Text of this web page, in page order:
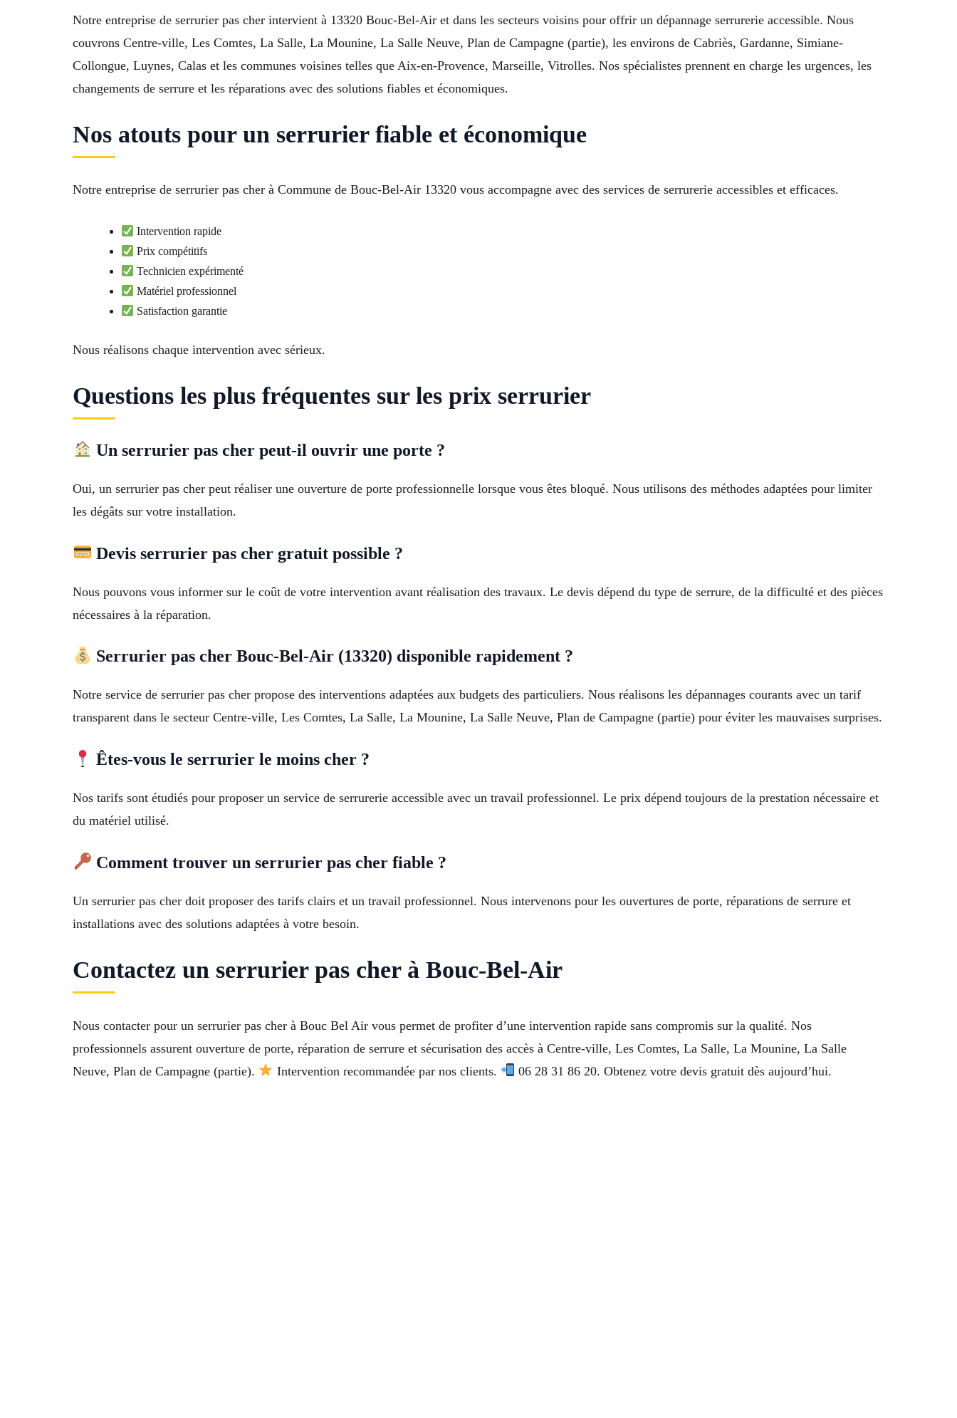
Notre entreprise de serrurier pas cher intervient à 13320 Bouc-Bel-Air et dans les secteurs voisins pour offrir un dépannage serrurerie accessible. Nous
couvrons Centre-ville, Les Comtes, La Salle, La Mounine, La Salle Neuve, Plan de Campagne (partie), les environs de Cabriès, Gardanne, Simiane-
Collongue, Luynes, Calas et les communes voisines telles que Aix-en-Provence, Marseille, Vitrolles. Nos spécialistes prennent en charge les urgences, les
changements de serrure et les réparations avec des solutions fiables et économiques.
Nos atouts pour un serrurier fiable et économique
Notre entreprise de serrurier pas cher à Commune de Bouc-Bel-Air 13320 vous accompagne avec des services de serrurerie accessibles et efficaces.
Intervention rapide
Prix compétitifs
Technicien expérimenté
Matériel professionnel
Satisfaction garantie
Nous réalisons chaque intervention avec sérieux.
Questions les plus fréquentes sur les prix serrurier
Un serrurier pas cher peut-il ouvrir une porte ?
Oui, un serrurier pas cher peut réaliser une ouverture de porte professionnelle lorsque vous êtes bloqué. Nous utilisons des méthodes adaptées pour limiter
les dégâts sur votre installation.
Devis serrurier pas cher gratuit possible ?
Nous pouvons vous informer sur le coût de votre intervention avant réalisation des travaux. Le devis dépend du type de serrure, de la difficulté et des pièces
nécessaires à la réparation.
Serrurier pas cher Bouc-Bel-Air (13320) disponible rapidement ?
Notre service de serrurier pas cher propose des interventions adaptées aux budgets des particuliers. Nous réalisons les dépannages courants avec un tarif
transparent dans le secteur Centre-ville, Les Comtes, La Salle, La Mounine, La Salle Neuve, Plan de Campagne (partie) pour éviter les mauvaises surprises.
Êtes-vous le serrurier le moins cher ?
Nos tarifs sont étudiés pour proposer un service de serrurerie accessible avec un travail professionnel. Le prix dépend toujours de la prestation nécessaire et
du matériel utilisé.
Comment trouver un serrurier pas cher fiable ?
Un serrurier pas cher doit proposer des tarifs clairs et un travail professionnel. Nous intervenons pour les ouvertures de porte, réparations de serrure et
installations avec des solutions adaptées à votre besoin.
Contactez un serrurier pas cher à Bouc-Bel-Air
Nous contacter pour un serrurier pas cher à Bouc Bel Air vous permet de profiter d’une intervention rapide sans compromis sur la qualité. Nos
professionnels assurent ouverture de porte, réparation de serrure et sécurisation des accès à Centre-ville, Les Comtes, La Salle, La Mounine, La Salle
Neuve, Plan de Campagne (partie).
Intervention recommandée par nos clients. 06 28 31 86 20. Obtenez votre devis gratuit dès aujourd’hui.